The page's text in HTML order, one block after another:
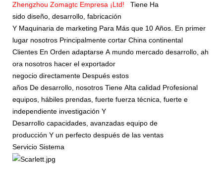
Zhengzhou Zomagtc Empresa ¡Ltd!
Tiene Ha
sido diseño, desarrollo, fabricación
Y Maquinaria de marketing Para Más que 10 Años. En primer
lugar nosotros Principalmente cortar China continental
Clientes En Orden adaptarse A mundo mercado desarrollo, ah
ora nosotros hacer el exportador
negocio directamente Después estos
años De desarrollo, nosotros Tiene Alta calidad Profesional
equipos, hábiles prendas, fuerte fuerza técnica, fuerte e
independiente investigación Y
Desarrollo capacidades, avanzadas equipo de
producción Y un perfecto después de las ventas
Servicio Sistema